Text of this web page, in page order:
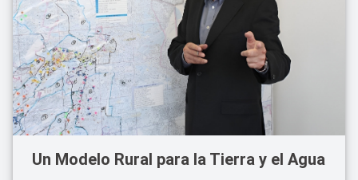
Un Modelo Rural para la Tierra y el Agua